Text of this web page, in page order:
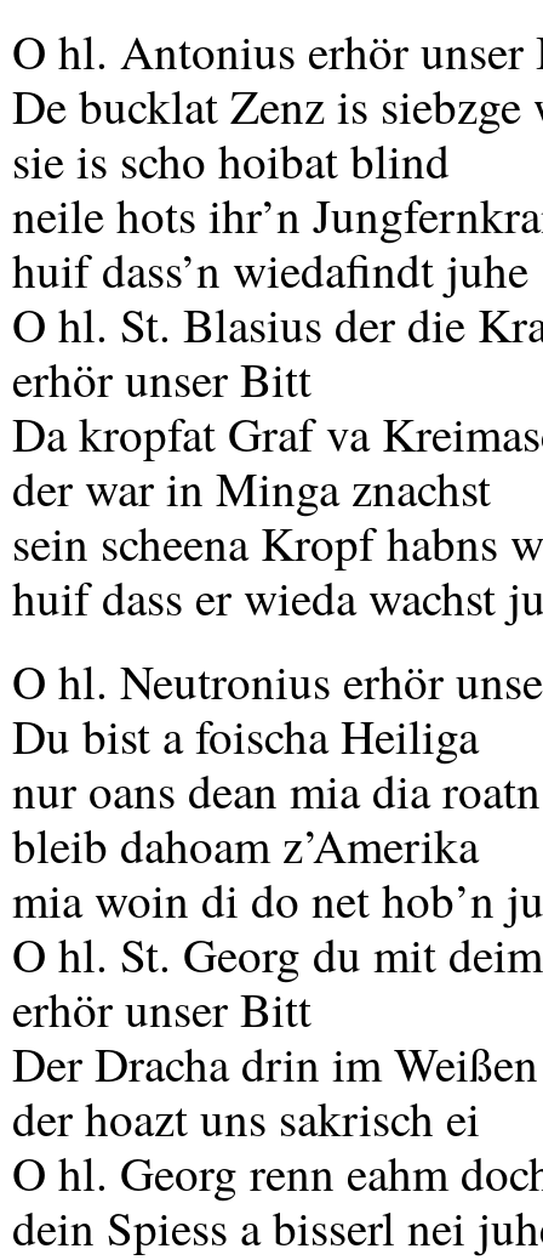
O hl. Antonius erhör
De bucklat Zenz is siebzge
sie is scho hoibat blind
neile hots ihr’n
huif dass’n wiedafindt juhe
O hl. St. Blasius der die
erhör unser Bitt
Da kropfat Graf va
der war in Minga znachst
sein scheena Kropf habns
huif dass er wieda wachst
O hl. Neutronius erhör
Du bist a foischa Heiliga
nur oans dean mia dia roatn
bleib dahoam z’Amerika
mia woin di do net hob’n
O hl. St. Georg du mit
erhör unser Bitt
Der Dracha drin im
der hoazt uns sakrisch ei
O hl. Georg renn eahm
dein Spiess a bisserl nei